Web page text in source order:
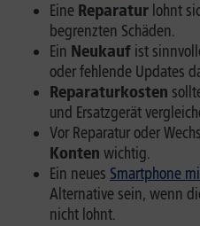
Eine Reparatur lohnt
begrenzten Schäden.
Ein Neukauf ist
oder fehlende Updates
Reparaturkosten
und Ersatzgerät
Vor Reparatur oder
Konten wichtig.
Ein neues Smartphone
Alternative sein, wenn
nicht lohnt.